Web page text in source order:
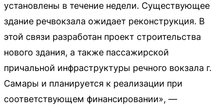
установлены в течение недели. Существующее
здание речвокзала ожидает реконструкция. В
этой связи разработан проект строительства
нового здания, а также пассажирской
причальной инфраструктуры речного вокзала г.
Самары и планируется к реализации при
соответствующем финансировании», —